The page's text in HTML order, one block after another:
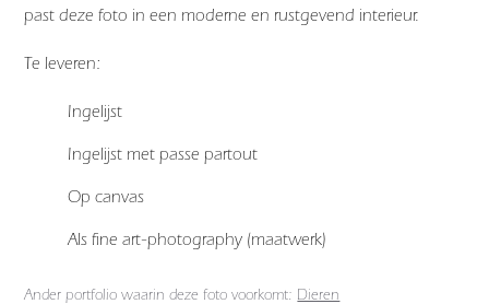
past deze foto in een moderne en rustgevend interieur.
Te leveren:
Ingelijst
Ingelijst met passe partout
Op canvas
Als fine art-photography (maatwerk)
Ander portfolio waarin deze foto voorkomt: Dieren